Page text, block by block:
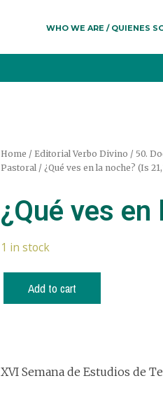
WHO WE ARE / QUIENES
Home / Editorial Verbo Divino / 50.
Pastoral/ ¿Qué ves en la noche? (Is
¿Qué ves
1 in stock
Add to cart
XVI Semana de Estudios de